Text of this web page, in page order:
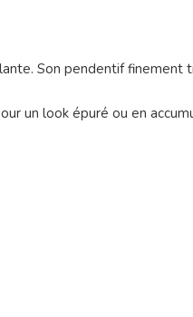
Son pendentif finement
un look épuré ou en